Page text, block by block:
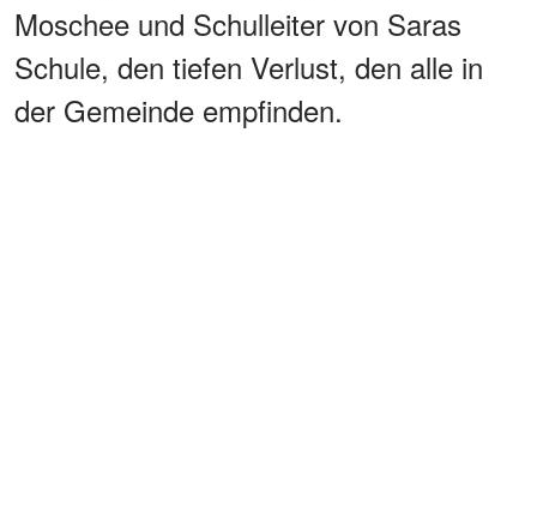
Moschee und Schulleiter von Saras
Schule, den tiefen Verlust, den alle in
der Gemeinde empfinden.